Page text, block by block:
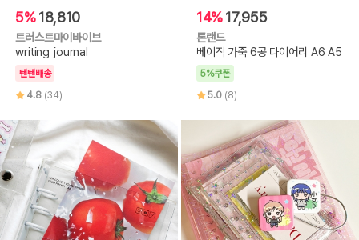
5% 18,810
트러스트마이바이브
writing journal
텐텐배송
4.8 (34)
14%17,955
톤랜드
베이직 가죽 6공 다이어리 A6 A5
5%쿠폰
5.0 (8)